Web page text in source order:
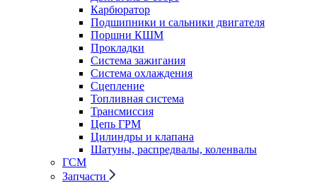
Карбюратор
Подшипники и сальники двигателя
Поршни КШМ
Прокладки
Система зажигания
Система охлаждения
Сцепление
Топливная система
Трансмиссия
Цепь ГРМ
Цилиндры и клапана
Шатуны, распредвалы, коленвалы
ГСМ
Запчасти